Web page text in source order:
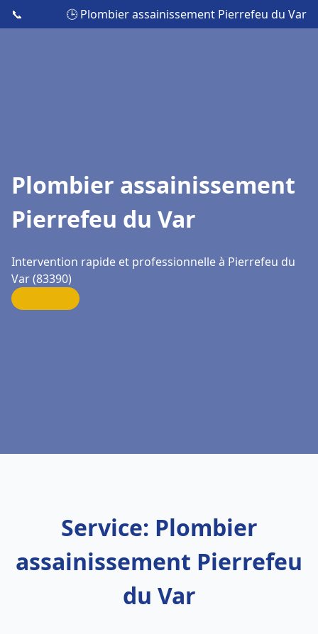
📞 🕒 Plombier assainissement Pierrefeu du Var
Plombier assainissement
Pierrefeu du Var
Intervention rapide et professionnelle à Pierrefeu du
Var (83390)
Service: Plombier
assainissement Pierrefeu
du Var